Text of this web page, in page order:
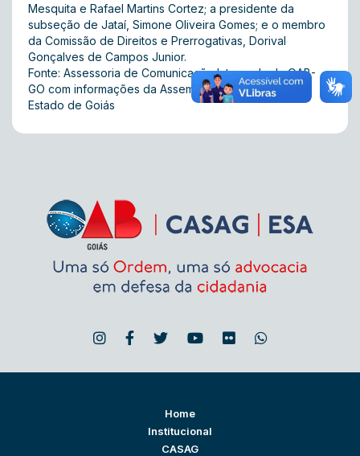
Mesquita e Rafael Martins Cortez; a presidente da
subseção de Jataí, Simone Oliveira Gomes; e o membro
da Comissão de Direitos e Prerrogativas, Dorival
Gonçalves de Campos Junior.
Fonte: Assessoria de Comunicação Integrada da OAB-
GO com informações da Assembleia Legislativa do
Estado de Goiás
Home
Institucional
CASAG